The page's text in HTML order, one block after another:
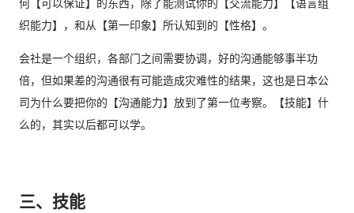
何【可以保证】的东西，除了能测试你的【交流能力】【语言组
织能力】，和从【第一印象】所认知到的【性格】。
会社是一个组织，各部门之间需要协调，好的沟通能够事半功
倍，但如果差的沟通很有可能造成灾难性的结果，这也是日本公
司为什么要把你的【沟通能力】放到了第一位考察。【技能】什
么的，其实以后都可以学。
三、技能